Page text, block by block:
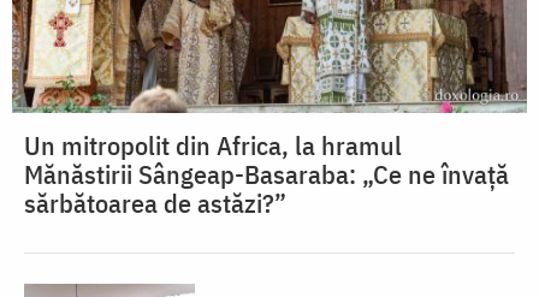
Un mitropolit din Africa, la hramul
Mănăstirii Sângeap-Basaraba: „Ce ne învață
sărbătoarea de astăzi?”